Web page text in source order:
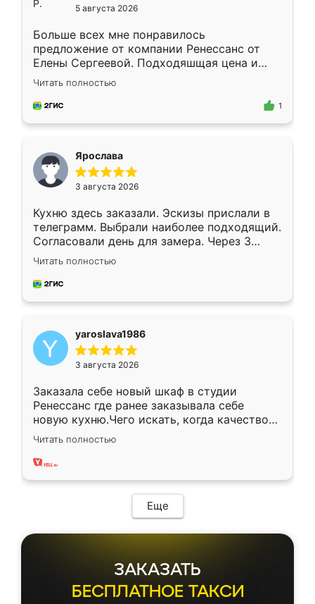
5 августа 2026
Больше всех мне понравилось
предложение от компании Ренессанс от
Елены Сергеевой. Подходяшщая цена и
короткие сроки изготовления. Приехавший
для замера сотрудник Владислав
предложил по моему эскизу самый
Читать полностью
1
Ярослава
3 августа 2026
Кухню здесь заказали. Эскизы прислали в
телеграмм. Выбрали наиболее подходящий.
Согласовали день для замера. Через 3
недели кухня была уже готова. Остались
довольны работой. Спасибо Ренессанс
мебель за качественную работу!
Читать полностью
yaroslava1986
3 августа 2026
Заказала себе новый шкаф в студии
Ренессанс где ранее заказывала себе
новую кухню.Чего искать, когда качеством
вполне довольна. Служит кухня уже почти
два года, нареканий нет.
Читать полностью
Еще
ЗАКАЗАТЬ
БЕСПЛАТНОЕ ТАКСИ